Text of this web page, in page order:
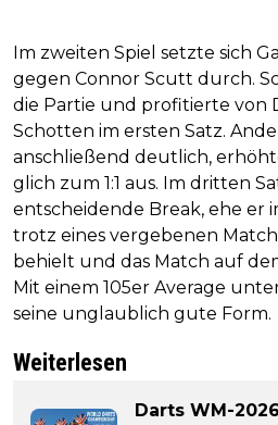
Im zweiten Spiel setzte sich
gegen Connor Scutt durch.
die Partie und profitierte von
Schotten im ersten Satz.
anschließend deutlich,
glich zum 1:1 aus. Im dritten
entscheidende Break, ehe er
trotz eines vergebenen
behielt und das Match auf
Mit einem 105er Average
seine unglaublich gute Form.
Weiterlesen
Darts WM-